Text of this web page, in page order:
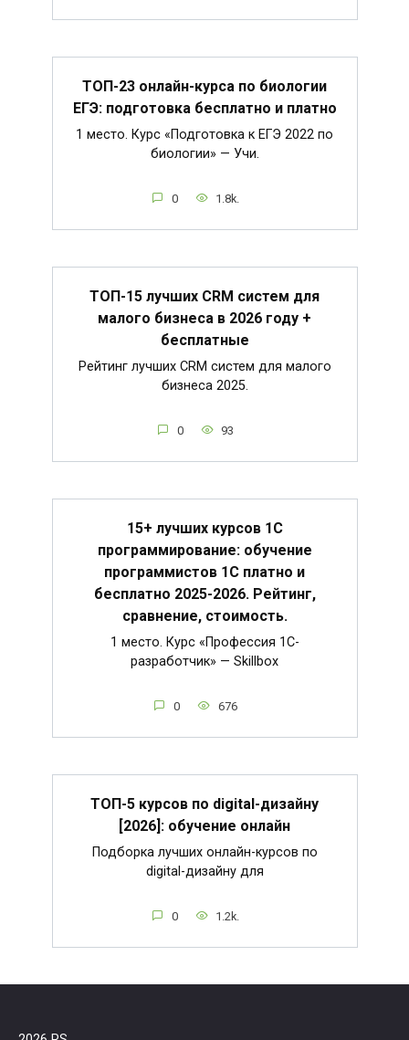
ТОП-23 онлайн-курса по биологии
ЕГЭ: подготовка бесплатно и платно
1 место. Курс «Подготовка к ЕГЭ 2022 по
биологии» — Учи.
0 1.8k.
ТОП-15 лучших CRM систем для
малого бизнеса в 2026 году +
бесплатные
Рейтинг лучших CRM систем для малого
бизнеса 2025.
0 93
15+ лучших курсов 1С
программирование: обучение
программистов 1С платно и
бесплатно 2025-2026. Рейтинг,
сравнение, стоимость.
1 место. Курс «Профессия 1C-
разработчик» — Skillbox
0 676
ТОП-5 курсов по digital-дизайну
[2026]: обучение онлайн
Подборка лучших онлайн-курсов по
digital-дизайну для
0 1.2k.